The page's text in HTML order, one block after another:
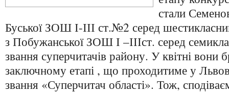
стали
Буської ЗОШ І-ІІІ ст.№2 серед
з Побужанської ЗОШ І –ІІІст. серед
звання суперчитачів району. У квітні вони
заключному етапі , що проходитиме у
звання «Суперчитач області». Тож,